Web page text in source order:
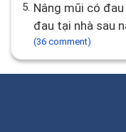
5. Nâng mũi có đau nhiều không? Hướng dẫn giảm
đau tại nhà sau
(36 comment)